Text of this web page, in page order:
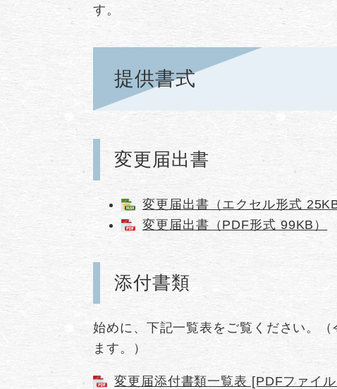
す。
提供書式
変更届出書
変更届出書（エクセル形式 25KB
変更届出書（PDF形式 99KB）
添付書類
始めに、下記一覧表をご覧ください。
ます。）
変更届添付書類一覧表 [PDFファイ